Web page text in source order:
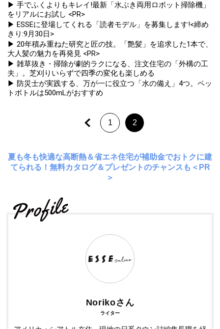
▶ 手でふくよりもキレイ!最新「水ぶき両用ロボット掃除機」
をリアルにお試し <PR>
▶ ESSEに登場してくれる「読者モデル」を募集します!<締め
きり:9月30日>
▶ 20年積み重ねた研究と匠の技。「艶髪」を追求した1本で、
大人髪の魅力を再発見 <PR>
▶ 雑草抜き・掃除が劇的ラクになる、注文住宅の「外構の工
夫」。芝刈りいらずで四季の変化も楽しめる
▶ 防災士が実践する、万が一に役立つ「水の備え」4つ。ペッ
トボトルは500mLがおすすめ
1 2
夏も冬も快適な高断熱＆省エネ住宅が補助金でおトクに建
てられる！無料カタログ＆プレゼントのチャンスも＜PR
＞
Norikoさん
ライター